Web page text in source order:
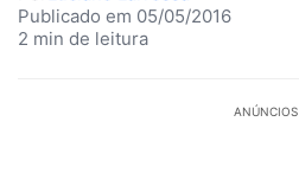
Publicado em 05/05/2016
2 min de leitura
ANÚNCIOS